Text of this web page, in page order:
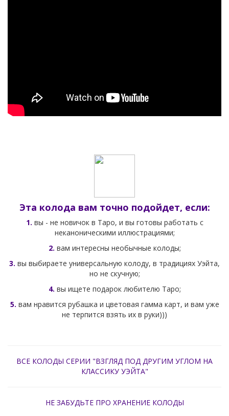
Эта колода вам точно подойдет, если:
1. вы - не новичок в Таро, и вы готовы работать с
неканоническими иллюстрациями;
2. вам интересны необычные колоды;
3. вы выбираете универсальную колоду, в традициях Уэйта,
но не скучную;
4. вы ищете подарок любителю Таро;
5. вам нравится рубашка и цветовая гамма карт, и вам уже
не терпится взять их в руки)))
ВСЕ КОЛОДЫ СЕРИИ "ВЗГЛЯД ПОД ДРУГИМ УГЛОМ НА
КЛАССИКУ УЭЙТА"
НЕ ЗАБУДЬТЕ ПРО ХРАНЕНИЕ КОЛОДЫ